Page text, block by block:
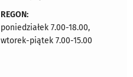
REGON:
poniedziałek 7.00-18.00,
wtorek-piątek 7.00-15.00